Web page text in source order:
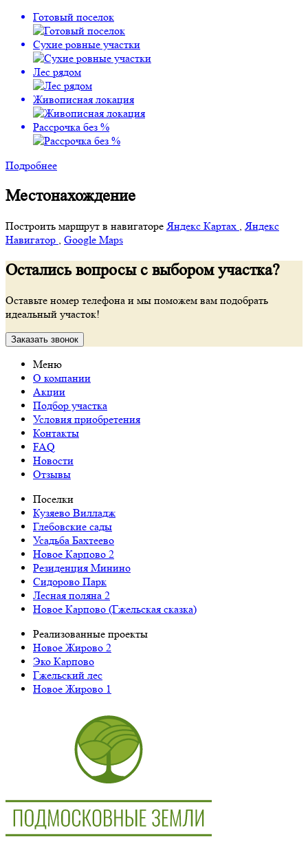
Готовый поселок
Сухие ровные участки
Лес рядом
Живописная локация
Рассрочка без %
Подробнее
Местонахождение
Построить маршрут в навигатореЯндекс Картах ,Яндекс
Навигатор , Google Maps
Остались вопросы с выбором участка?
Оставьте номер телефона и мы поможем вам подобрать
идеальный участок!
Заказать звонок
Меню
О компании
Акции
Подбор участка
Условия приобретения
Контакты
FAQ
Новости
Отзывы
Поселки
Кузяево Вилладж
Глебовские сады
Усадьба Бахтеево
Новое Карпово 2
Резиденция Минино
Сидорово Парк
Лесная поляна 2
Новое Карпово (Гжельская сказка)
Реализованные проекты
Новое Жирово 2
Эко Карпово
Гжельский лес
Новое Жирово 1